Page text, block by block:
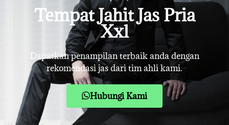
Tempat Jahit Jas Pria
Xxl
Dapatkan penampilan terbaik anda dengan
rekomendasi jas dari tim ahli kami.
Hubungi Kami